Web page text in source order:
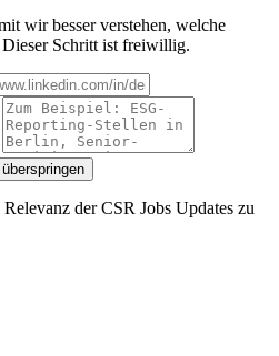
wir besser verstehen, welche
Schritt ist freiwillig.
der CSR Jobs Updates zu